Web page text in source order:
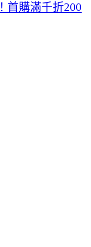
首購滿千折200